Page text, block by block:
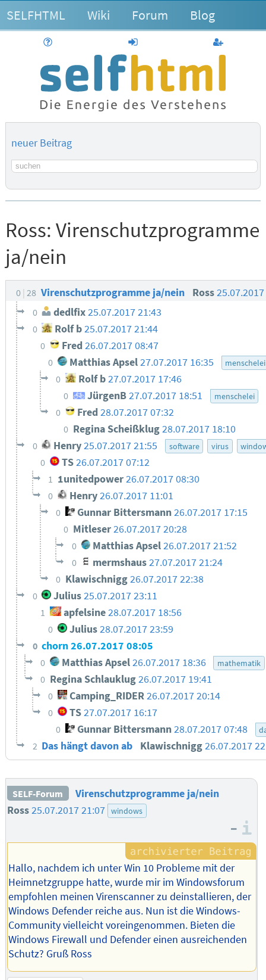
SELFHTML Wiki Forum Blog
anmelden
neuer Beitrag
Suchbegriff
Ross: Virenschutzprogramme
ja/nein
0 28 Virenschutzprogramme ja/nein Ross
0 dedlfix25.07.2017 21:43
0 Rolf b25.07.2017 21:44
0 Fred 26.07.2017 08:47
0 Matthias Apsel27.07.2017 16:35 menschelei
0 Rolf b27.07.2017 17:46
0 JürgenB27.07.2017 18:51 menschelei
0 Fred 28.07.2017 07:32
0 Regina Scheißklug28.07.2017 18:10
0 Henry25.07.2017 21:55 software virus
0 TS 26.07.2017 07:12
1 1unitedpower26.07.2017 08:30
0 Henry26.07.2017 11:01
0 Gunnar Bittersmann26.07.2017 17:15
0 Mitleser26.07.2017 20:28
0 Matthias Apsel26.07.2017 21:52
0 mermshaus27.07.2017 21:24
0 Klawischnigg26.07.2017 22:38
0 Julius25.07.2017 23:11
1 apfelsine 28.07.2017 18:56
0 Julius28.07.2017 23:59
0 chorn26.07.2017 08:05
0 Matthias Apsel 26.07.2017 18:36 mathematik
0 Regina Schlauklug26.07.2017 19:41
0 Camping_RIDER26.07.2017 20:14
0 TS27.07.2017 16:17
0 Gunnar Bittersmann28.07.2017 07:48
2 Das hängt davon ab Klawischnigg26.07.2017
SELF-Forum
Virenschutzprogramme ja/nein
Ross25.07.2017 21:07 windows
–
Hallo, nachdem ich unter Win 10 Probleme mit der
Heimnetzgruppe hatte, wurde mir im Windowsforum
empfohlen meinen Virenscanner zu deinstallieren, der
Windows Defender reiche aus. Nun ist die Windows-
Community vielleicht voreingenommen. Bieten die
Windows Firewall und Defender einen ausreichenden
Schutz? Gruß Ross